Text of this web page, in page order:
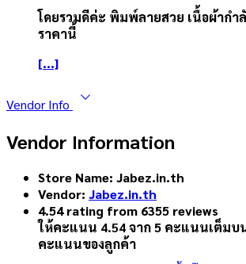
โดยรวมดีค่ะ พิมพ์ลายสวย เนื้อผ้ากำ
ราคานี้
[...]
Vendor Info
Vendor Information
Store Name: Jabez.in.th
Vendor: Jabez.in.th
4.54 rating from 6355 reviews
ให้คะแนน 4.54จาก 5 คะแนนเต็มบ
คะแนนของลูกค้า